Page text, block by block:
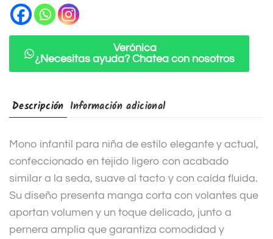
a
Verónica
¿Necesitas ayuda? Chatea con nosotros
Descripción Información adicional
Mono infantil para niña de estilo elegante y actual,
confeccionado en tejido ligero con acabado
similar a la seda, suave al tacto y con caída fluida.
Su diseño presenta manga corta con volantes que
aportan volumen y un toque delicado, junto a
pernera amplia que garantiza comodidad y